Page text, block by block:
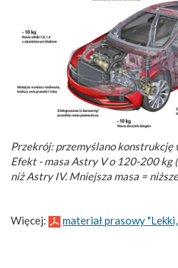
Przekrój: przemyślano konstrukcję
Efekt - masa Astry V o 120-200 kg
niż Astry IV. Mniejsza masa =
Więcej: materiał prasowy